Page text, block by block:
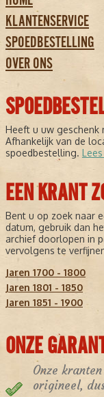
KLANTENSERVICE
SPOEDBESTELLING
OVER ONS
Heeft u uw geschenk
Afhankelijk van de
spoedbestelling.
EEN KRANT
Bent u op zoek naar
datum, gebruik dan
archief doorlopen in
vervolgens te
Jaren 1700 - 1800
Jaren 1801 - 1850
Jaren 1851 - 1900
ONZE
Onze
origineel,